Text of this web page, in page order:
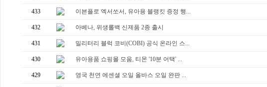
433 이븐플로 엑서쏘서, 유아용 블랭킷 증정 행...
432 아베나, 위생롤백 신제품 2종 출시
431 밀리터리 블럭 코비(COBI) 공식 온라인 스...
430 유아용품 쇼핑몰 모움, 티몬 '10분 어택' ...
429 영국 천연 에센셜 오일 올바스 오일 완판 ...